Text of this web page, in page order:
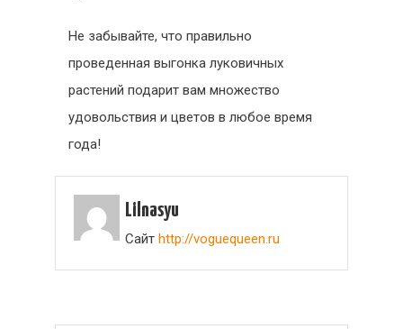
Не забывайте, что правильно
проведенная выгонка луковичных
растений подарит вам множество
удовольствия и цветов в любое время
года!
Lilnasyu
Сайт http://voguequeen.ru